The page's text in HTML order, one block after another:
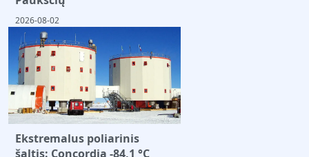
2026-08-02
Ekstremalus poliarinis
šaltis: Concordia -84,1 °C